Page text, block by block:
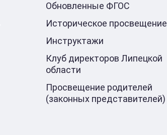
Обновленные ФГОС
Историческое просвещение
Инструктажи
Клуб директоров Липецкой
области
Просвещение родителей
(законных представителей)